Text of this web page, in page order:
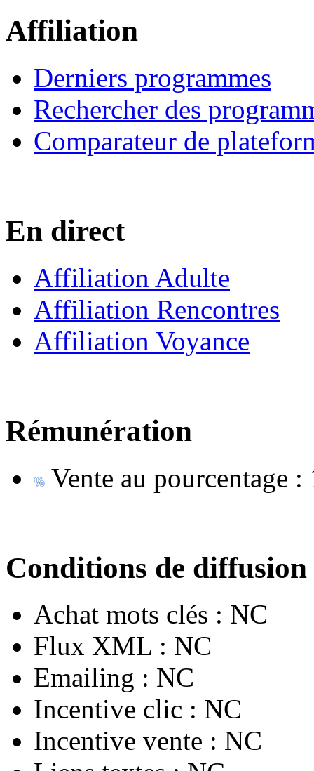
Affiliation
Derniers programmes
Rechercher des
Comparateur de
En direct
Affiliation Adulte
Affiliation Rencontres
Affiliation Voyance
Rémunération
Vente au pourcentage :
Conditions de diffusion
Achat mots clés : NC
Flux XML : NC
Emailing : NC
Incentive clic : NC
Incentive vente : NC